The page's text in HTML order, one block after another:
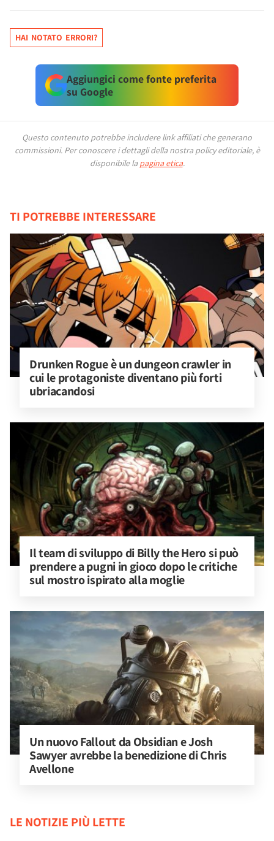
HAI NOTATO ERRORI?
Aggiungici come fonte preferita
su Google
Questo contenuto potrebbe includere link affiliati che generano
commissioni. Per conoscere i dettagli della nostra policy editoriale, è
disponibile la pagina etica.
TI POTREBBE INTERESSARE
Drunken Rogue è un dungeon crawler in
cui le protagoniste diventano più forti
ubriacandosi
Il team di sviluppo di Billy the Hero si può
prendere a pugni in gioco dopo le critiche
sul mostro ispirato alla moglie
Un nuovo Fallout da Obsidian e Josh
Sawyer avrebbe la benedizione di Chris
Avellone
LE NOTIZIE PIÙ LETTE